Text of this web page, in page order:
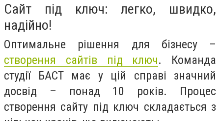
Сайт під ключ: легко, швидко,
надійно!
Оптимальне рішення для бізнесу –
створення сайтів під ключ. Команда
студії БАСТ має у цій справі значний
досвід – понад 10 років. Процес
створення сайту під ключ складається з